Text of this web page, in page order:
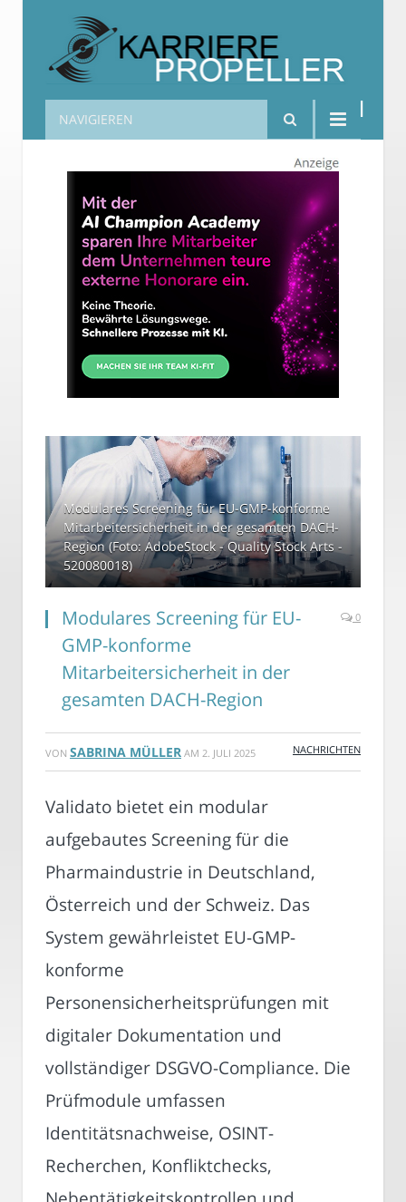
Karrierepropeller
NAVIGIEREN
Modulares Screening für EU-GMP-konforme
Mitarbeitersicherheit in der gesamten DACH-
Region (Foto: AdobeStock - Quality Stock Arts -
520080018)
Modulares Screening für EU-
GMP-konforme
Mitarbeitersicherheit in der
gesamten DACH-Region
0
VON SABRINA MÜLLER AM 2. JULI 2025 NACHRICHTEN
Validato bietet ein modular
aufgebautes Screening für die
Pharmaindustrie in Deutschland,
Österreich und der Schweiz. Das
System gewährleistet EU-GMP-
konforme
Personensicherheitsprüfungen mit
digitaler Dokumentation und
vollständiger DSGVO-Compliance. Die
Prüfmodule umfassen
Identitätsnachweise, OSINT-
Recherchen, Konfliktchecks,